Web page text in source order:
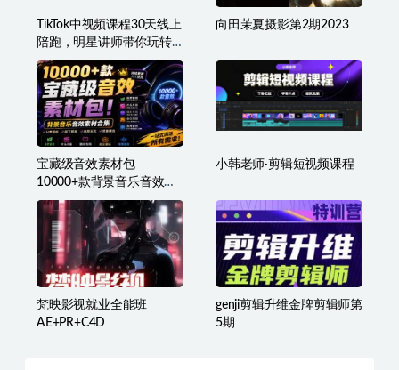
TikTok中视频课程30天线上
陪跑，明星讲师带你玩转
TikTok
向田茉夏摄影第2期2023
宝藏级音效素材包
10000+款背景音乐音效合
集，自然片头婚礼会议常
用音效包，分类清晰
小韩老师·剪辑短视频课程
梵映影视就业全能班
AE+PR+C4D
genji剪辑升维金牌剪辑师第
5期